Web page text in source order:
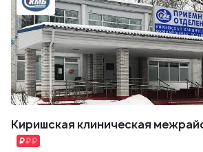
Киришская клиническая